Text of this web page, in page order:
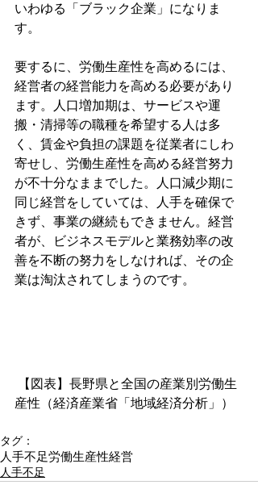
いわゆる「ブラック企業」になりま
す。
要するに、労働生産性を高めるには、
経営者の経営能力を高める必要があり
ます。人口増加期は、サービスや運
搬・清掃等の職種を希望する人は多
く、賃金や負担の課題を従業者にしわ
寄せし、労働生産性を高める経営努力
が不十分なままでした。人口減少期に
同じ経営をしていては、人手を確保で
きず、事業の継続もできません。経営
者が、ビジネスモデルと業務効率の改
善を不断の努力をしなければ、その企
業は淘汰されてしまうのです。
産性（経済産業省「地域経済分析」）
タグ：
人手不足労働生産性経営
人手不足